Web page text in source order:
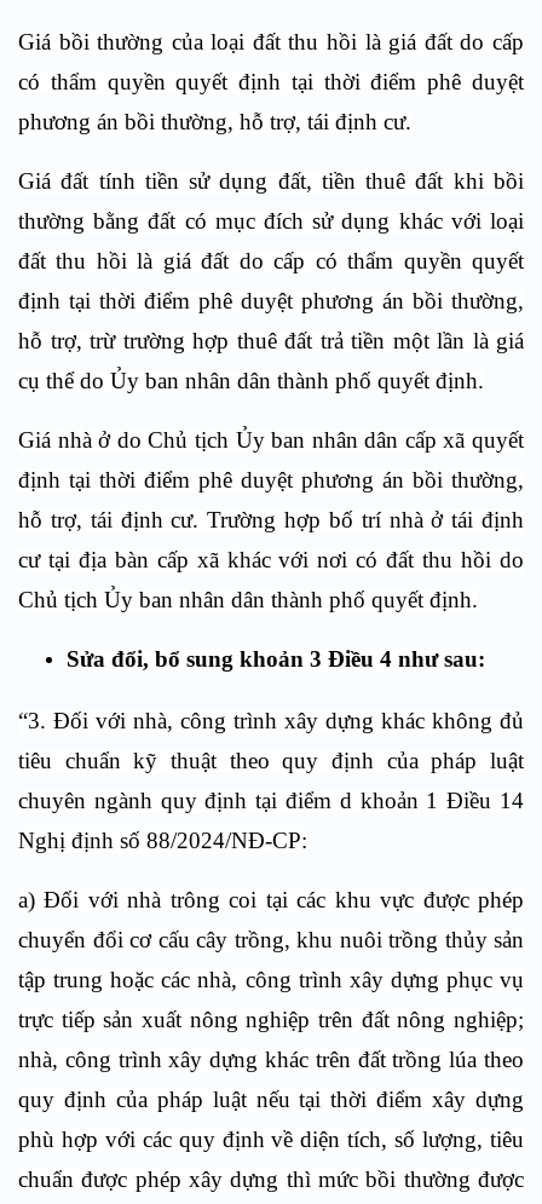
Giá bồi thường của loại đất thu hồi là giá đất do cấp
có thẩm quyền quyết định tại thời điểm phê duyệt
phương án bồi thường, hỗ trợ, tái định cư.
Giá đất tính tiền sử dụng đất, tiền thuê đất khi bồi
thường bằng đất có mục đích sử dụng khác với loại
đất thu hồi là giá đất do cấp có thẩm quyền quyết
định tại thời điểm phê duyệt phương án bồi thường,
hỗ trợ, trừ trường hợp thuê đất trả tiền một lần là giá
cụ thể do Ủy ban nhân dân thành phố quyết định.
Giá nhà ở do Chủ tịch Ủy ban nhân dân cấp xã quyết
định tại thời điểm phê duyệt phương án bồi thường,
hỗ trợ, tái định cư. Trường hợp bố trí nhà ở tái định
cư tại địa bàn cấp xã khác với nơi có đất thu hồi do
Chủ tịch Ủy ban nhân dân thành phố quyết định.
Sửa đổi, bổ sung khoản 3 Điều 4 như sau:
“3. Đối với nhà, công trình xây dựng khác không đủ
tiêu chuẩn kỹ thuật theo quy định của pháp luật
chuyên ngành quy định tại điểm d khoản 1 Điều 14
Nghị định số 88/2024/NĐ-CP:
a) Đối với nhà trông coi tại các khu vực được phép
chuyển đổi cơ cấu cây trồng, khu nuôi trồng thủy sản
tập trung hoặc các nhà, công trình xây dựng phục vụ
trực tiếp sản xuất nông nghiệp trên đất nông nghiệp;
nhà, công trình xây dựng khác trên đất trồng lúa theo
quy định của pháp luật nếu tại thời điểm xây dựng
phù hợp với các quy định về diện tích, số lượng, tiêu
chuẩn được phép xây dựng thì mức bồi thường được